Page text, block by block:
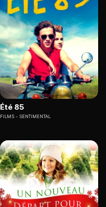
Été 85
FILMS SENTIMENTAL